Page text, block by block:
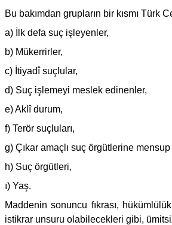
Bu bakımdan grupların bir kısmı Türk
a) İlk defa suç işleyenler,
b) Mükerrirler,
c) İtiyadî suçlular,
d) Suç işlemeyi meslek edinenler,
e) Aklî durum,
f) Terör suçluları,
g) Çıkar amaçlı suç örgütlerine
h) Suç örgütleri,
ı) Yaş.
Maddenin sonuncu fıkrası,
istikrar unsuru olabilecekleri gibi,